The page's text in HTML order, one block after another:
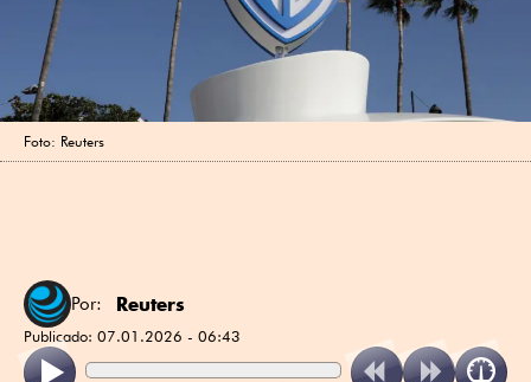
Foto: Reuters
Por: Reuters
Publicado: 07.01.2026 - 06:43